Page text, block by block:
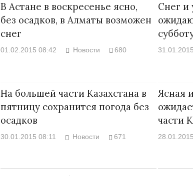
В Астане в воскресенье ясно,
без осадков, в Алматы возможен
снег
01.02.2015 08:42 Новости 680
Снег и
На большей части Казахстана в
пятницу сохранится погода без
осадков
30.01.2015 08:11 Новости 671
Ясная
части
Народ выбрал свет
17.10.2024 17:00